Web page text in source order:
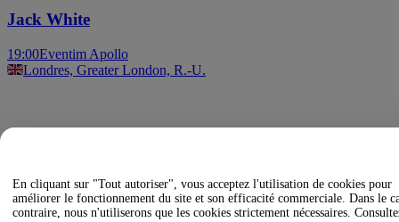
Jack White
19:00Eventim Apollo
Londres, Greater London, R.-U.
En cliquant sur "Tout autoriser", vous acceptez l'utilisation de cookies pour
améliorer le fonctionnement du site et son efficacité commerciale. Dans le
contraire, nous n'utiliserons que les cookies strictement nécessaires.